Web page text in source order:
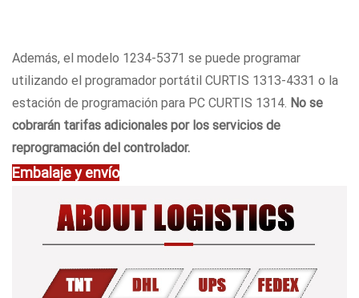
Además, el modelo 1234-5371 se puede programar
utilizando el programador portátil CURTIS 1313-4331 o la
estación de programación para PC CURTIS 1314. No se
cobrarán tarifas adicionales por los servicios de
reprogramación del controlador.
Embalaje y envío